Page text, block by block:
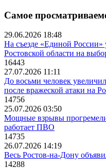
Самое
29.06.2026 18:48
На съезде «Единой России»
Ростовской области на
16443
27.07.2026 11:11
До восьми человек
после вражеской атаки на
14756
25.07.2026 03:50
Мощные взрывы
работает ПВО
14735
26.07.2026 14:19
Весь Ростов-на-Дону
14288